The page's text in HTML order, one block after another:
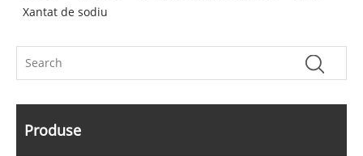
Xantat de sodiu
Produse